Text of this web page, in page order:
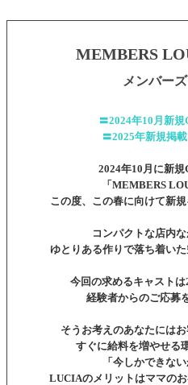
MEMBERS
メンバー
〓2024年10月新
〓2025年新規掲
2024年10月に新規
「MEMBERS
この度、この春に向けて新
コンパクトな店内
ゆとりある作りで落ち着い
今回の求めるキャスト
経験者からのご応募
そうお考えのあなたには
すぐに給料を増やせる
「今しかできな
LUCIAのメリットはママの